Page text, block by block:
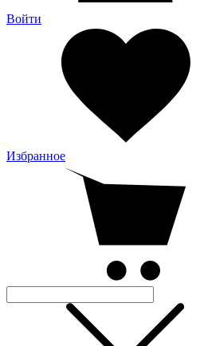
Войти
Избранное